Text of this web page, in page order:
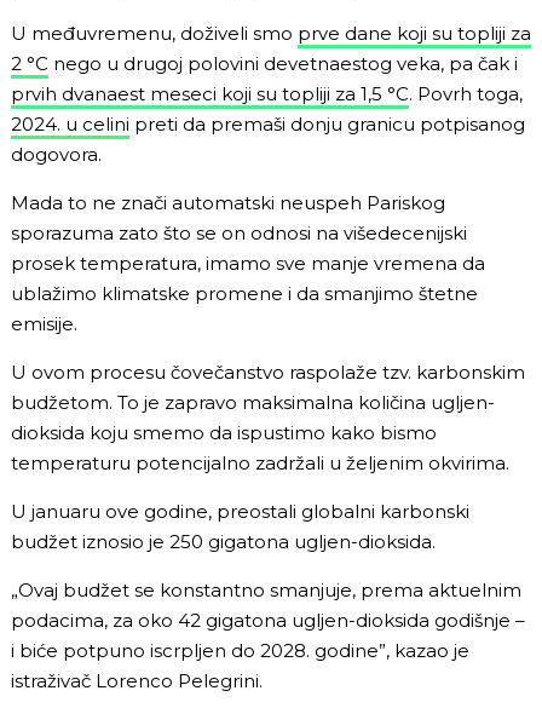
U međuvremenu, doživeli smo prve dane koji su topliji za
2 °C nego u drugoj polovini devetnaestog veka, pa čak i
prvih dvanaest meseci koji su topliji za 1,5 °C. Povrh toga,
2024. u celini preti da premaši donju granicu potpisanog
dogovora.
Mada to ne znači automatski neuspeh Pariskog
sporazuma zato što se on odnosi na višedecenijski
prosek temperatura, imamo sve manje vremena da
ublažimo klimatske promene i da smanjimo štetne
emisije.
U ovom procesu čovečanstvo raspolaže tzv. karbonskim
budžetom. To je zapravo maksimalna količina ugljen-
dioksida koju smemo da ispustimo kako bismo
temperaturu potencijalno zadržali u željenim okvirima.
U januaru ove godine, preostali globalni karbonski
budžet iznosio je 250 gigatona ugljen-dioksida.
„Ovaj budžet se konstantno smanjuje, prema aktuelnim
podacima, za oko 42 gigatona ugljen-dioksida godišnje –
i biće potpuno iscrpljen do 2028. godine”, kazao je
istraživač Lorenco Pelegrini.